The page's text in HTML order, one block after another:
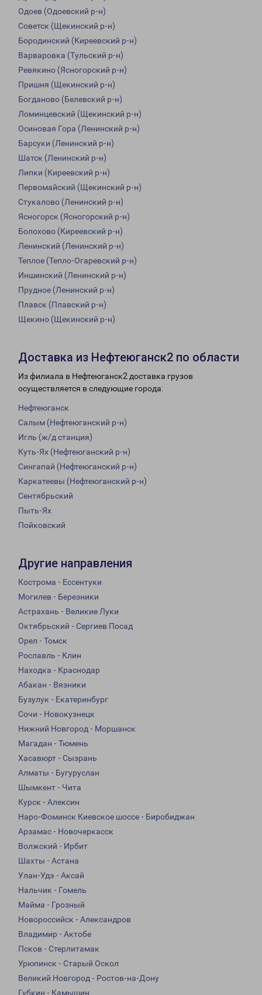
Одоев (Одоевский р-н)
Советск (Щекинский р-н)
Бородинский (Киреевский р-н)
Варваровка (Тульский р-н)
Ревякино (Ясногорский р-н)
Пришня (Щекинский р-н)
Богданово (Белевский р-н)
Ломинцевский (Щекинский р-н)
Осиновая Гора (Ленинский р-н)
Барсуки (Ленинский р-н)
Шатск (Ленинский р-н)
Липки (Киреевский р-н)
Первомайский (Щекинский р-н)
Стукалово (Ленинский р-н)
Ясногорск (Ясногорский р-н)
Болохово (Киреевский р-н)
Ленинский (Ленинский р-н)
Теплое (Тепло-Огаревский р-н)
Иншинский (Ленинский р-н)
Прудное (Ленинский р-н)
Плавск (Плавский р-н)
Щекино (Щекинский р-н)
Доставка из Нефтеюганск2 по области
Из филиала в Нефтеюганск2 доставка грузов
осуществляется в следующие города:
Нефтеюганск
Салым (Нефтеюганский р-н)
Игль (ж/д станция)
Куть-Ях (Нефтеюганский р-н)
Сингапай (Нефтеюганский р-н)
Каркатеевы (Нефтеюганский р-н)
Сентябрьский
Пыть-Ях
Пойковский
Другие направления
Кострома - Ессентуки
Могилев - Березники
Астрахань - Великие Луки
Октябрьский - Сергиев Посад
Орел - Томск
Рославль - Клин
Находка - Краснодар
Абакан - Вязники
Бузулук - Екатеринбург
Сочи - Новокузнецк
Нижний Новгород - Моршанск
Магадан - Тюмень
Хасавюрт - Сызрань
Алматы - Бугуруслан
Шымкент - Чита
Курск - Алексин
Наро-Фоминск Киевское шоссе - Биробиджан
Арзамас - Новочеркасск
Волжский - Ирбит
Шахты - Астана
Улан-Удэ - Аксай
Нальчик - Гомель
Майма - Грозный
Новороссийск - Александров
Владимир - Актобе
Псков - Стерлитамак
Урюпинск - Старый Оскол
Великий Новгород - Ростов-на-Дону
Губкин - Камышин